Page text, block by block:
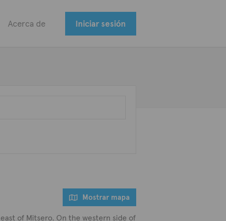
Acerca de Iniciar sesión
Mostrar mapa
of Mitsero. On the western side of